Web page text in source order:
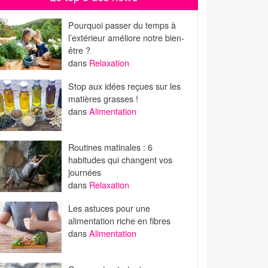
Pourquoi passer du temps à
l’extérieur améliore notre bien-
être ?
dans Relaxation
Stop aux idées reçues sur les
matières grasses !
dansAlimentation
Routines matinales : 6
habitudes qui changent vos
journées
dans Relaxation
Les astuces pour une
alimentation riche en fibres
dansAlimentation